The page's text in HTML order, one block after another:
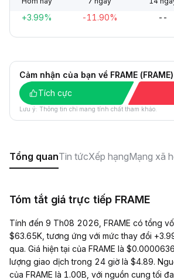
+3.99% -11.90% --
Cảm nhận của bạn về FRAME
Tích cực
Lưu ý: Thông tin chỉ mang tính chất tham khảo.
Tổng quanTin tứcXếp hạngMạng xã
Tóm tắt giá trực tiếp FRAME
Tính đến 9 Th08 2026, FRAME có tổng
$63.65K, tương ứng với mức thay đổi
qua. Giá hiện tại của FRAME là
lượng giao dịch trong 24 giờ là $4.89.
của FRAME là 1.00B, với nguồn cung tối